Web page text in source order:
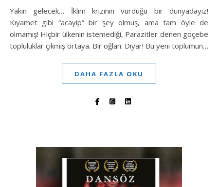
Yakın gelecek… İklim krizinin vurduğu bir dünyadayız!
Kıyamet gibi “acayip” bir şey olmuş, ama tam öyle de
olmamış! Hiçbir ülkenin istemediği, Parazitler denen göçebe
topluluklar çıkmış ortaya. Bir oğlan: Diyar! Bu yeni toplumun…
DAHA FAZLA OKU